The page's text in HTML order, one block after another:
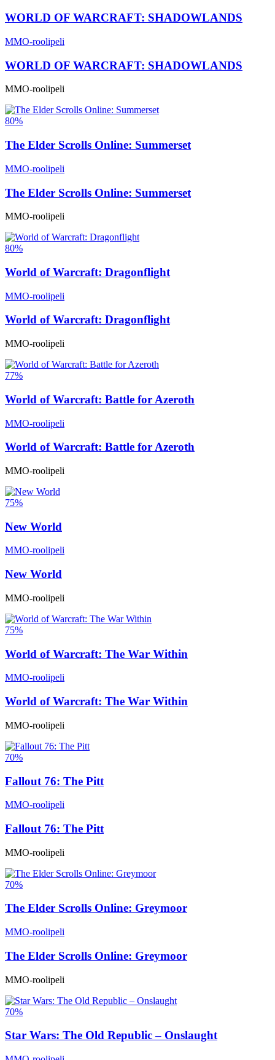
WORLD OF WARCRAFT: SHADOWLANDS
MMO-roolipeli
WORLD OF WARCRAFT: SHADOWLANDS
MMO-roolipeli
80%
The Elder Scrolls Online: Summerset
MMO-roolipeli
The Elder Scrolls Online: Summerset
MMO-roolipeli
80%
World of Warcraft: Dragonflight
MMO-roolipeli
World of Warcraft: Dragonflight
MMO-roolipeli
77%
World of Warcraft: Battle for Azeroth
MMO-roolipeli
World of Warcraft: Battle for Azeroth
MMO-roolipeli
75%
New World
MMO-roolipeli
New World
MMO-roolipeli
75%
World of Warcraft: The War Within
MMO-roolipeli
World of Warcraft: The War Within
MMO-roolipeli
70%
Fallout 76: The Pitt
MMO-roolipeli
Fallout 76: The Pitt
MMO-roolipeli
70%
The Elder Scrolls Online: Greymoor
MMO-roolipeli
The Elder Scrolls Online: Greymoor
MMO-roolipeli
70%
Star Wars: The Old Republic – Onslaught